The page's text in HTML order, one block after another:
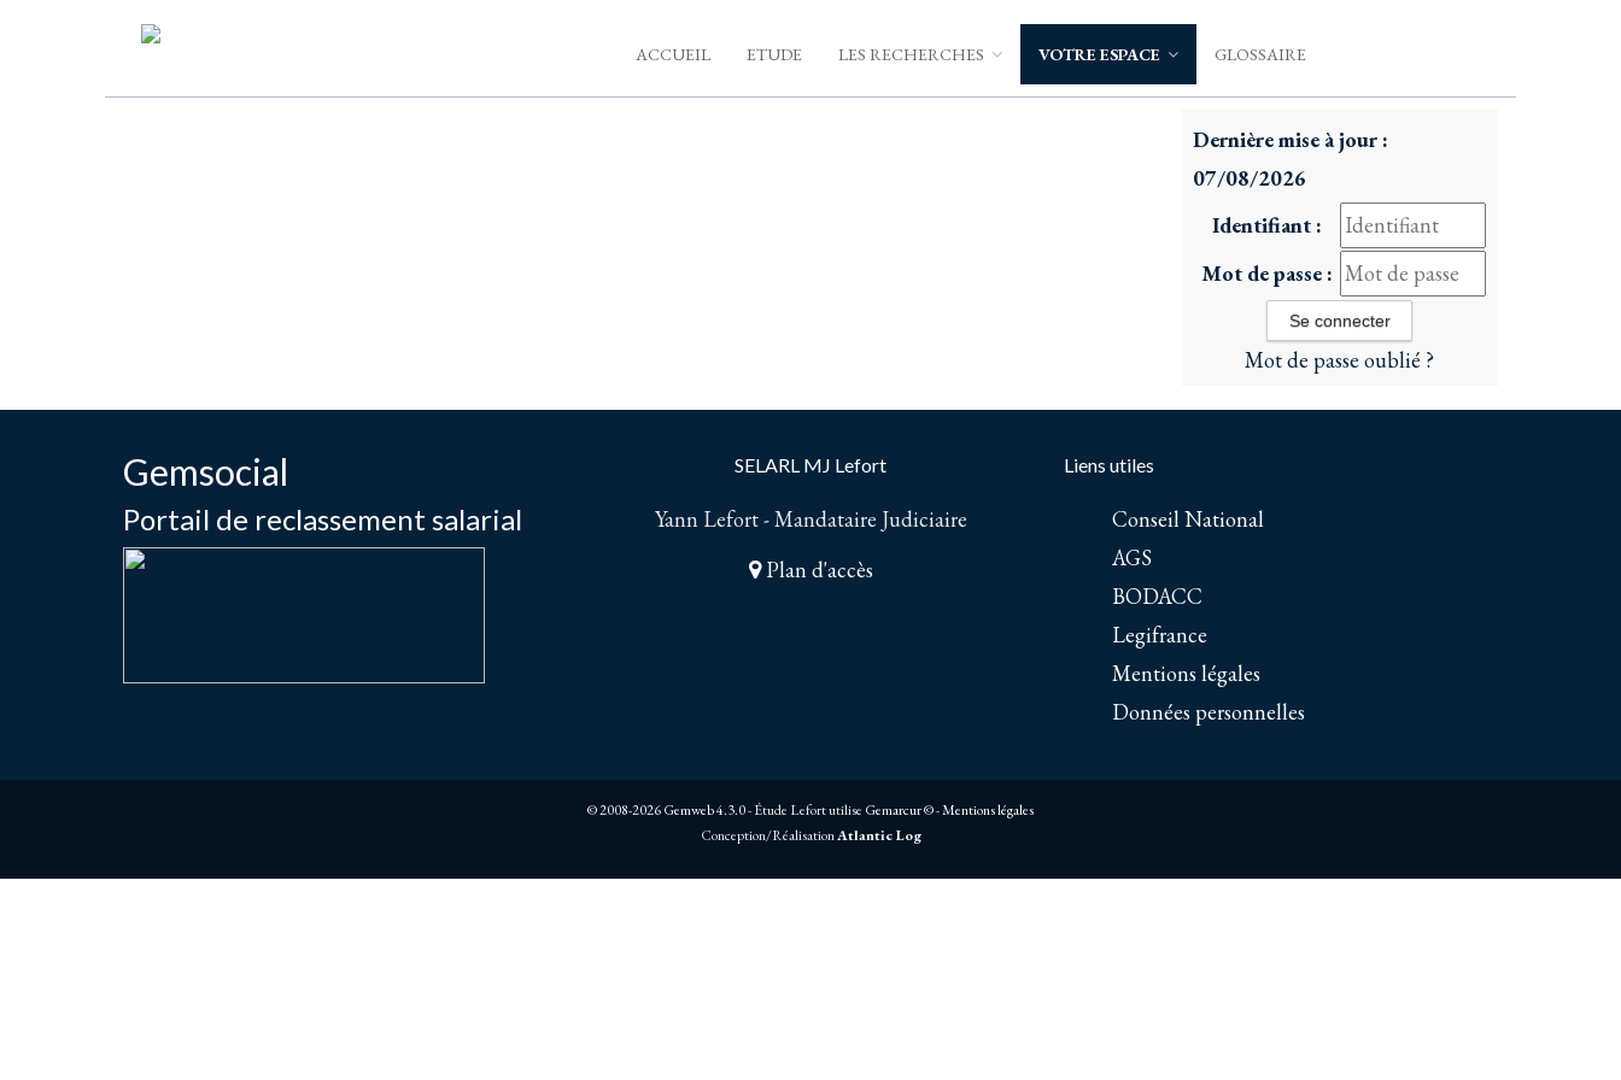
ACCUEIL ETUDE LES RECHERCHES VOTRE ESPACE GLOSSAIRE
Dernière mise à jour :
07/08/2026
Identifiant :
Mot de passe :
Mot de passe oublié ?
Gemsocial
Portail de reclassement salarial
SELARL MJ Lefort
Yann Lefort - Mandataire Judiciaire
Plan d'accès
Liens utiles
Conseil National
AGS
BODACC
Legifrance
Mentions légales
Données personnelles
© 2008-2026 Gemweb 4.3.0- Étude Lefort utilise Gemarcur ©-Mentions légales
Conception/RéalisationAtlantic Log